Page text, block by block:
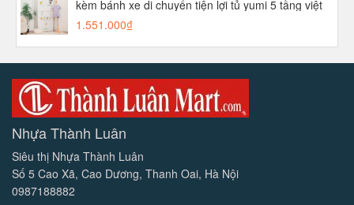
kèm bánh xe di chuyển tiện lợi tủ yumi 5 tầng việt
nhật aladanh-net-vn
1.551.000₫
Nhựa Thành Luân
Siêu thị Nhựa Thành Luân
Số 5 Cao Xã, Cao Dương, Thanh Oai, Hà Nội
0987188882